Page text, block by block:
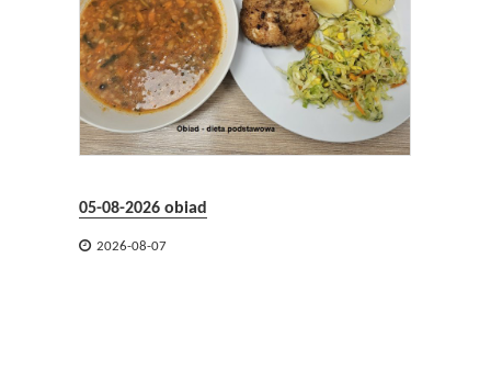
05-08-2026 obiad
 2026-08-07